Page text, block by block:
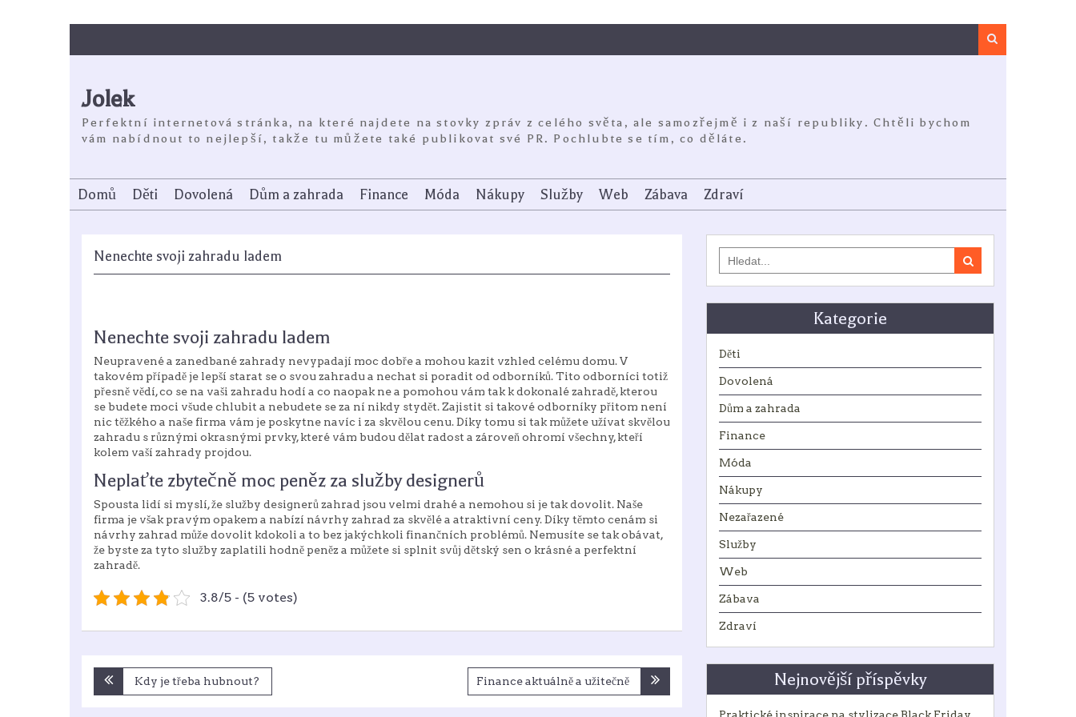
Jolek
Perfektní internetová stránka, na které najdete na stovky zpráv z celého světa, ale samozřejmě i z naší republiky. Chtěli bychom
vám nabídnout to nejlepší, takže tu můžete také publikovat své PR. Pochlubte se tím, co děláte.
Domů Děti Dovolená Dům a zahrada Finance Móda Nákupy Služby Web Zábava Zdraví
Nenechte svoji zahradu ladem
Nenechte svoji zahradu ladem
Neupravené a zanedbané zahrady nevypadají moc dobře a mohou kazit vzhled celému domu. V
takovém případě je lepší starat se o svou zahradu a nechat si poradit od odborníků. Tito odborníci totiž
přesně vědí, co se na vaši zahradu hodí a co naopak ne a pomohou vám tak k dokonalé zahradě, kterou
se budete moci všude chlubit a nebudete se za ní nikdy stydět. Zajistit si takové odborníky přitom není
nic těžkého a naše firma vám je poskytne navíc i za skvělou cenu. Díky tomu si tak můžete užívat skvělou
zahradu s různými okrasnými prvky, které vám budou dělat radost a zároveň ohromí všechny, kteří
kolem vaší zahrady projdou.
Neplaťte zbytečně moc peněz za služby designerů
Spousta lidí si myslí, že služby designerů zahrad jsou velmi drahé a nemohou si je tak dovolit. Naše
firma je však pravým opakem a nabízí návrhy zahrad za skvělé a atraktivní ceny. Díky těmto cenám si
návrhy zahrad může dovolit kdokoli a to bez jakýchkoli finančních problémů. Nemusíte se tak obávat,
že byste za tyto služby zaplatili hodně peněz a můžete si splnit svůj dětský sen o krásné a perfektní
zahradě.
3.8/5 - (5 votes)
NavigaceKdy je třeba hubnout? Finance aktuálně a užitečně
for:
Kategorie
Děti
Dovolená
Dům a zahrada
Finance
Móda
Nákupy
Nezařazené
Služby
Web
Zábava
Zdraví
Nejnovější příspěvky